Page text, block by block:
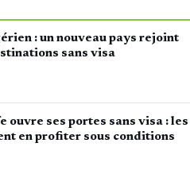
: un nouveau pays rejoint
sans visa
ouvre ses portes sans visa : les
en profiter sous conditions